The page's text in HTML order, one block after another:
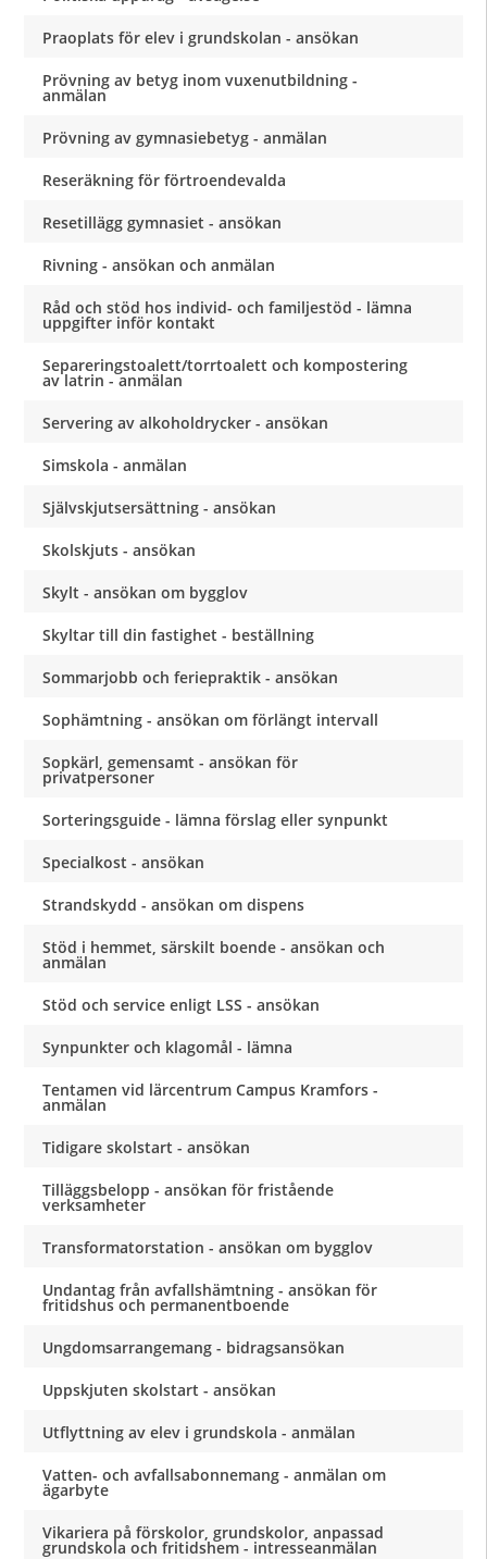
Praoplats för elev i grundskolan - ansökan
Prövning av betyg inom vuxenutbildning -
anmälan
Prövning av gymnasiebetyg - anmälan
Reseräkning för förtroendevalda
Resetillägg gymnasiet - ansökan
Rivning - ansökan och anmälan
Råd och stöd hos individ- och familjestöd - lämna
uppgifter inför kontakt
Separeringstoalett/torrtoalett och kompostering
av latrin - anmälan
Servering av alkoholdrycker - ansökan
Simskola - anmälan
Självskjutsersättning - ansökan
Skolskjuts - ansökan
Skylt - ansökan om bygglov
Skyltar till din fastighet - beställning
Sommarjobb och feriepraktik - ansökan
Sophämtning - ansökan om förlängt intervall
Sopkärl, gemensamt - ansökan för
privatpersoner
Sorteringsguide - lämna förslag eller synpunkt
Specialkost - ansökan
Strandskydd - ansökan om dispens
Stöd i hemmet, särskilt boende - ansökan och
anmälan
Stöd och service enligt LSS - ansökan
Synpunkter och klagomål - lämna
Tentamen vid lärcentrum Campus Kramfors -
anmälan
Tidigare skolstart - ansökan
Tilläggsbelopp - ansökan för fristående
verksamheter
Transformatorstation - ansökan om bygglov
Undantag från avfallshämtning - ansökan för
fritidshus och permanentboende
Ungdomsarrangemang - bidragsansökan
Uppskjuten skolstart - ansökan
Utflyttning av elev i grundskola - anmälan
Vatten- och avfallsabonnemang - anmälan om
ägarbyte
Vikariera på förskolor, grundskolor, anpassad
grundskola och fritidshem - intresseanmälan